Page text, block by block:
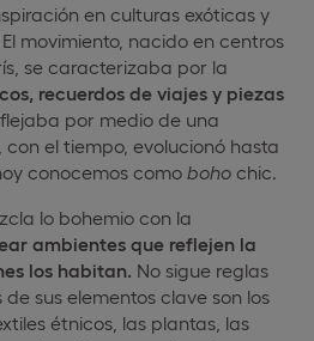
en culturas exóticas y
movimiento, nacido en centros
se caracterizaba por la
recuerdos de viajes y piezas
por medio de una
el tiempo, evolucionó hasta
conocemos como boho chic.
lo bohemio con la
ambientes que reflejen la
los habitan. No sigue reglas
sus elementos clave son los
étnicos, las plantas, las